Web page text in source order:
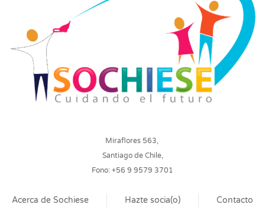
Miraflores 563,
Santiago de Chile,
Fono: +56 9 9579 3701
Acerca de Sochiese Hazte socia(o) Contacto